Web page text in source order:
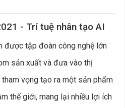
- Trí tuệ nhân tạo AI
được tập đoàn công nghệ lớn
sản xuất và đưa vào thị
vọng tạo ra một sản phẩm
thế giới, mang lại nhiều lợi ích